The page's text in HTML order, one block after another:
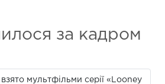
за кадром
мультфільми серії «Looney